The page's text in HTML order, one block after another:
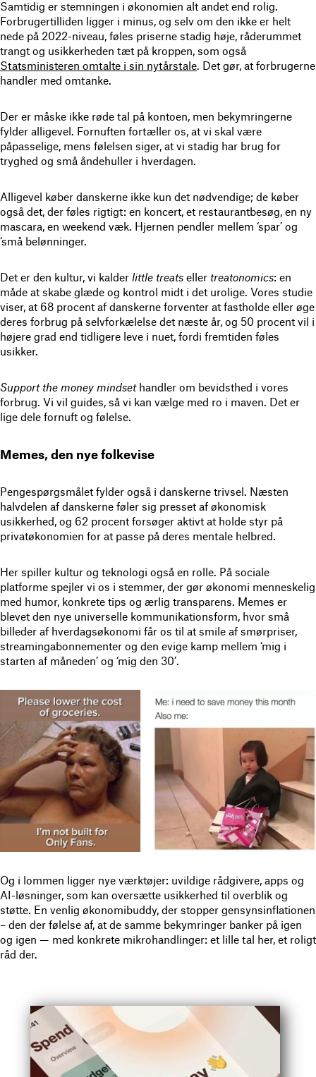
Samtidig er stemningen i økonomien alt andet end rolig.
Forbrugertilliden ligger i minus, og selv om den ikke er helt
nede på 2022-niveau, føles priserne stadig høje, råderummet
trangt og usikkerheden tæt på kroppen, som også
Statsministeren omtalte i sin nytårstale. Det gør, at forbrugerne
handler med omtanke.
Der er måske ikke røde tal på kontoen, men bekymringerne
fylder alligevel. Fornuften fortæller os, at vi skal være
påpasselige, mens følelsen siger, at vi stadig har brug for
tryghed og små åndehuller i hverdagen.
Alligevel køber danskerne ikke kun det nødvendige; de køber
også det, der føles rigtigt: en koncert, et restaurantbesøg, en ny
mascara, en weekend væk. Hjernen pendler mellem ‘spar’ og
‘små belønninger.
Det er den kultur, vi kalder little treats eller treatonomics: en
måde at skabe glæde og kontrol midt i det urolige. Vores studie
viser, at 68 procent af danskerne forventer at fastholde eller øge
deres forbrug på selvforkælelse det næste år, og 50 procent vil i
højere grad end tidligere leve i nuet, fordi fremtiden føles
usikker.
Support the money mindsethandler om bevidsthed i vores
forbrug. Vi vil guides, så vi kan vælge med ro i maven. Det er
lige dele fornuft og følelse.
Memes, den nye folkevise
Pengespørgsmålet fylder også i danskerne trivsel. Næsten
halvdelen af danskerne føler sig presset af økonomisk
usikkerhed, og 62 procent forsøger aktivt at holde styr på
privatøkonomien for at passe på deres mentale helbred.
Her spiller kultur og teknologi også en rolle. På sociale
platforme spejler vi os i stemmer, der gør økonomi menneskelig
med humor, konkrete tips og ærlig transparens. Memes er
blevet den nye universelle kommunikationsform, hvor små
billeder af hverdagsøkonomi får os til at smile af smørpriser,
streamingabonnementer og den evige kamp mellem ‘mig i
starten af måneden’ og ‘mig den 30’.
Og i lommen ligger nye værktøjer: uvildige rådgivere, apps og
AI-løsninger, som kan oversætte usikkerhed til overblik og
støtte. En venlig økonomibuddy, der stopper gensynsinflationen
– den der følelse af, at de samme bekymringer banker på igen
og igen — med konkrete mikrohandlinger: et lille tal her, et roligt
råd der.